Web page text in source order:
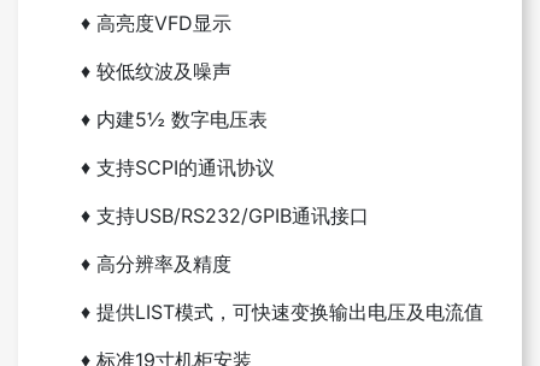
♦ 高亮度VFD显示
♦ 较低纹波及噪声
♦ 内建5½ 数字电压表
♦ 支持SCPI的通讯协议
♦ 支持USB/RS232/GPIB通讯接口
♦ 高分辨率及精度
♦ 提供LIST模式，可快速变换输出电压及电流值
♦ 标准19寸机柜安装